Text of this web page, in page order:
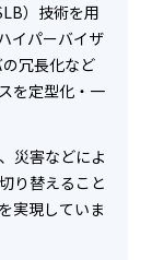
）技術を用
イパーバイザ
の冗長化など
を定型化・一
災害などによ
り替えること
実現していま